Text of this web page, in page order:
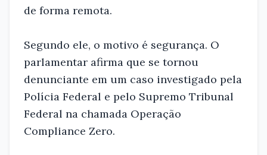
de forma remota.
Segundo ele, o motivo é segurança. O
parlamentar afirma que se tornou
denunciante em um caso investigado pela
Polícia Federal e pelo Supremo Tribunal
Federal na chamada Operação
Compliance Zero.